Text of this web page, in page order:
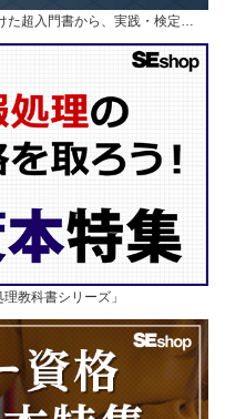
た超入門書から、実践・検定…
教科書シリーズ」